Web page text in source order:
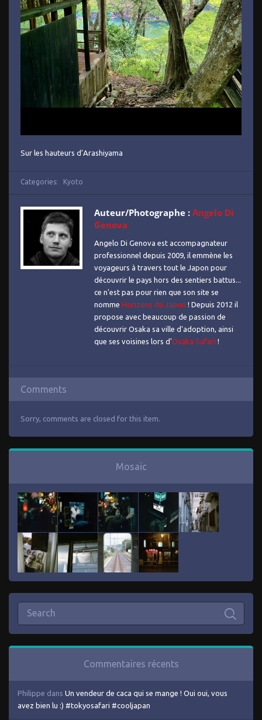
Sur les hauteurs d’Arashiyama
Categories: Kyoto
Auteur/Photographe : Angelo Di
Genova
Angelo Di Genova est accompagnateur
professionnel depuis 2009, il emmène les
voyageurs à travers tout le Japon pour
découvrir le pays hors des sentiers battus...
ce n'est pas pour rien que son site se
nomme Horizons du Japon ! Depuis 2012 il
propose avec beaucoup de passion de
découvrir Osaka sa ville d'adoption, ainsi
que ses voisines lors d'Osaka Safari !
Comments
Sorry, comments are closed for this item.
Mosaïc
Commentaires récents
Philippe dans Un vendeur de caca qui se mange ! Oui oui, vous
avez bien lu :) #tokyosafari #cooljapan